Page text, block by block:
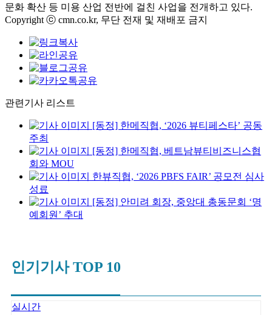
문화 확산 등 미용 산업 전반에 걸친 사업을 전개하고 있다.
Copyright ⓒ cmn.co.kr, 무단 전재 및 재배포 금지
관련기사 리스트
[동정] 한메직협, ‘2026 뷰티페스타’ 공동
주최
[동정] 한메직협, 베트남뷰티비즈니스협
회와 MOU
한뷰직협, ‘2026 PBFS FAIR’ 공모전 심사
성료
[동정] 안미려 회장, 중앙대 총동문회 ‘명
예회원’ 추대
인기기사 TOP 10
실시간